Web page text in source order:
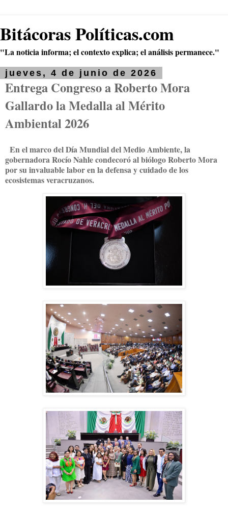
Bitácoras Políticas.com
"La noticia informa; el contexto explica; el análisis permanece."
jueves, 4 de junio de 2026
Entrega Congreso a Roberto Mora
Gallardo la Medalla al Mérito
Ambiental 2026
En el marco del Día Mundial del Medio Ambiente, la
gobernadora Rocío Nahle condecoró al biólogo Roberto Mora
por su invaluable labor en la defensa y cuidado de los
ecosistemas veracruzanos.